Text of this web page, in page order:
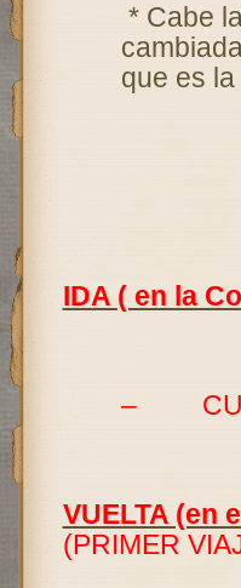
* Cabe
que es
IDA ( en la
–
VUELTA (en
(PRIMER